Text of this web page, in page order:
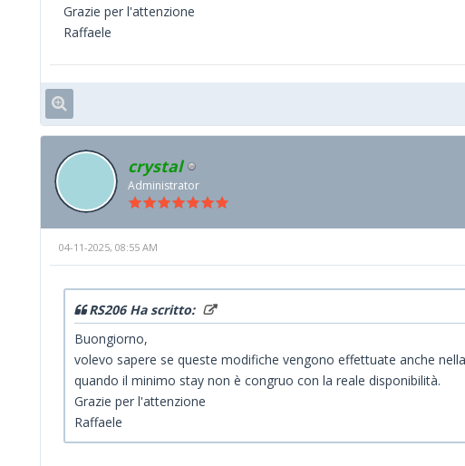
Grazie per l'attenzione
Raffaele
crystal
Administrator
04-11-2025, 08:55 AM
RS206 Ha scritto:
Buongiorno,
volevo sapere se queste modifiche vengono effettuate anche
quando il minimo stay non è congruo con la reale disponibilità.
Grazie per l'attenzione
Raffaele